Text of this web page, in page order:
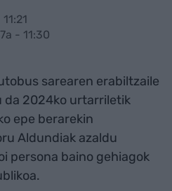
- 11:30
sarearen erabiltzaile
da 2024ko urtarriletik
epe berarekin
Aldundiak azaldu
persona baino gehiagok